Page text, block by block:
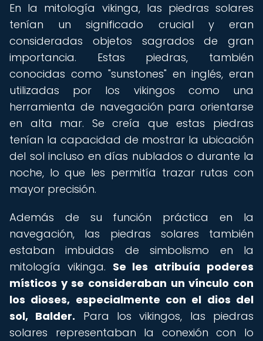
En la mitología vikinga, las piedras solares
tenían un significado crucial y eran
consideradas objetos sagrados de gran
importancia. Estas piedras, también
conocidas como "sunstones" en inglés, eran
utilizadas por los vikingos como una
herramienta de navegación para orientarse
en alta mar. Se creía que estas piedras
tenían la capacidad de mostrar la ubicación
del sol incluso en días nublados o durante la
noche, lo que les permitía trazar rutas con
mayor precisión.
Además de su función práctica en la
navegación, las piedras solares también
estaban imbuidas de simbolismo en la
mitología vikinga. Se les atribuía poderes
místicos y se consideraban un vínculo con
los dioses, especialmente con el dios del
sol, Balder. Para los vikingos, las piedras
solares representaban la conexión con lo